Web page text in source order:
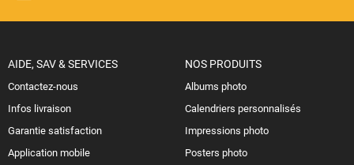
AIDE, SAV & SERVICES
Contactez-nous
Infos livraison
Garantie satisfaction
Application mobile
NOS PRODUITS
Albums photo
Calendriers personnalisés
Impressions photo
Posters photo